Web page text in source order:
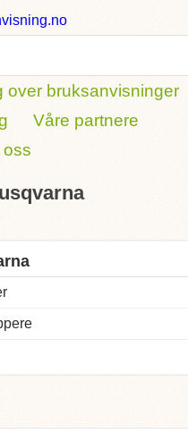
over bruksanvisninger
Våre partnere
oss